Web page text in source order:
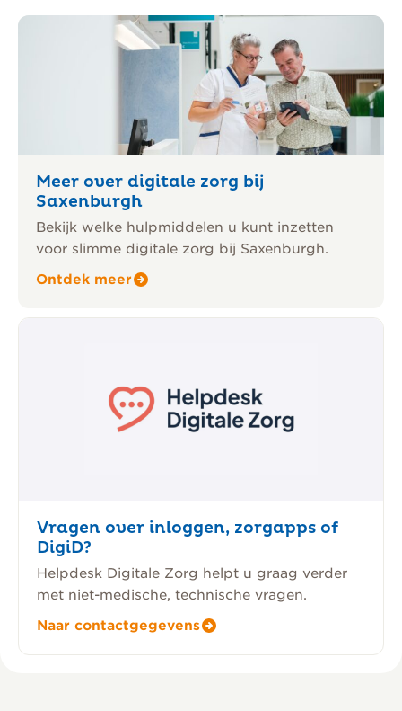
Meer over digitale zorg bij
Saxenburgh
Bekijk welke hulpmiddelen u kunt inzetten
voor slimme digitale zorg bij Saxenburgh.
Ontdek meer
Vragen over inloggen, zorgapps of
DigiD?
Helpdesk Digitale Zorg helpt u graag verder
met niet-medische, technische vragen.
Naar contactgegevens